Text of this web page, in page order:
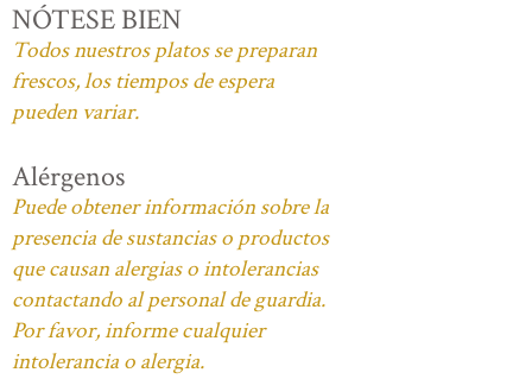
NÓTESE BIEN
Todos nuestros platos se preparan
frescos, los tiempos de espera
pueden variar.
Alérgenos
Puede obtener información sobre la
presencia de sustancias o productos
que causan alergias o intolerancias
contactando al personal de guardia.
Por favor, informe cualquier
intolerancia o alergia.